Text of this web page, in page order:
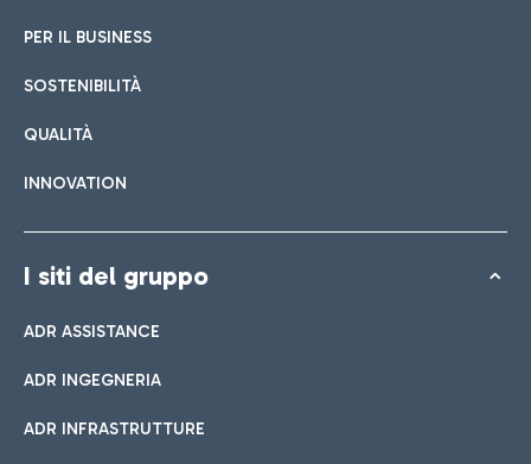
PER IL BUSINESS
SOSTENIBILITÀ
QUALITÀ
INNOVATION
I siti del gruppo
ADR ASSISTANCE
ADR INGEGNERIA
ADR INFRASTRUTTURE